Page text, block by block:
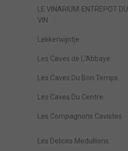
LE VINARIUM-ENTREPOT DU
VIN
Lekkerwijntje
Les Caves de L'Abbaye
Les Caves Du Bon Temps
Les Caves Du Centre
Les Compagnons Cavistes
Les Delices Medulliens